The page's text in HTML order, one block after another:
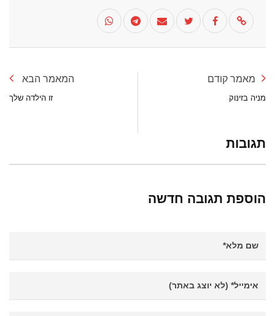
מאמר קודם
מניה בזינוק
המאמר הבא
זו הילדה שלך
תגובות
הוספת תגובה חדשה